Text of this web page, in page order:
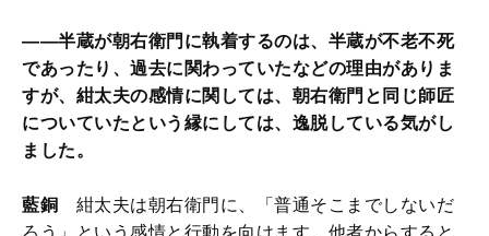
――半蔵が朝右衛門に執着するのは、半蔵が不老不死
であったり、過去に関わっていたなどの理由がありま
すが、紺太夫の感情に関しては、朝右衛門と同じ師匠
についていたという縁にしては、逸脱している気がし
ました。
藍銅
紺太夫は朝右衛門に、「普通そこまでしないだ
ろう」という感情と行動を向けます。他者からすると